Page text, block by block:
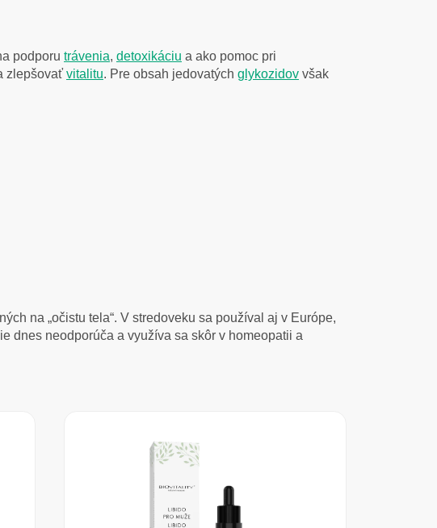
podporu trávenia, detoxikáciu a ako pomoc pri
zlepšovať vitalitu. Pre obsah jedovatých glykozidov však
na „očistu tela“. V stredoveku sa používal aj v Európe,
dnes neodporúča a využíva sa skôr v homeopatii a